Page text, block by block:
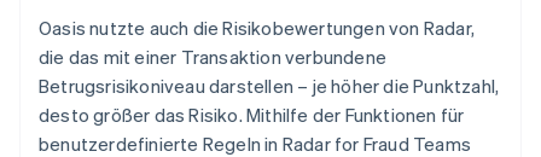
Oasis nutzte auch die Risikobewertungen von Radar,
die das mit einer Transaktion verbundene
Betrugsrisikoniveau darstellen – je höher die Punktzahl,
desto größer das Risiko. Mithilfe der Funktionen für
benutzerdefinierte Regeln in Radar for Fraud Teams